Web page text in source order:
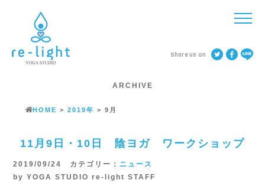
Share us on
ARCHIVE
HOME > 2019年 > 9月
11月9日・10日 陰ヨガ ワークショップ
2019/09/24 カテゴリー： ニュース
by YOGA STUDIO re-light STAFF